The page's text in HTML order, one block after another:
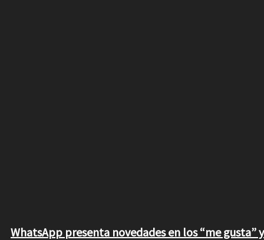
WhatsApp presenta novedades en los “me gusta”